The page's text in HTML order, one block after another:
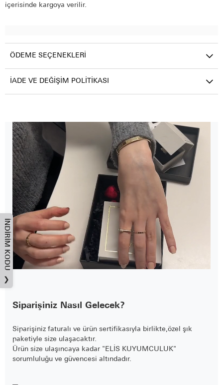
içerisinde kargoya verilir.
ÖDEME SEÇENEKLERI
İADE VE DEĞIŞIM POLITIKASI
Siparişiniz Nasıl Gelecek?
Siparişiniz faturalı ve ürün sertifikasıyla birlikte,özel şık
paketiyle size ulaşacaktır.
Ürün size ulaşıncaya kadar "ELİS KUYUMCULUK"
sorumluluğu ve güvencesi altındadır.
İNDIRIM KODU
❯